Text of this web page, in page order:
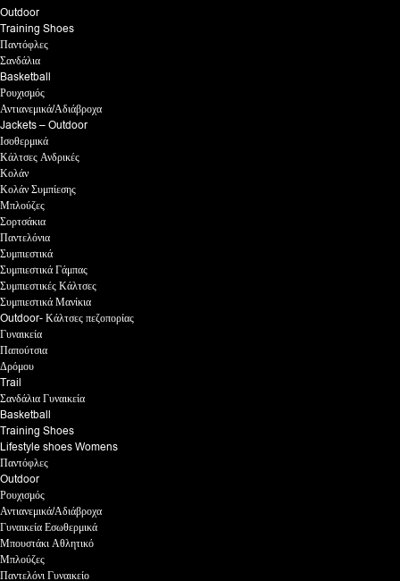
Outdoor
Training Shoes
Παντόφλες
Σανδάλια
Basketball
Ρουχισμός
Αντιανεμικά/Αδιάβροχα
Jackets – Outdoor
Ισοθερμικά
Κάλτσες Ανδρικές
Κολάν
Κολάν Συμπίεσης
Μπλούζες
Σορτσάκια
Παντελόνια
Συμπιεστικά
Συμπιεστικά Γάμπας
Συμπιεστικές Κάλτσες
Συμπιεστικά Μανίκια
Outdoor- Κάλτσες πεζοπορίας
Γυναικεία
Παπούτσια
Δρόμου
Trail
Σανδάλια Γυναικεία
Basketball
Training Shoes
Lifestyle shoes Womens
Παντόφλες
Outdoor
Ρουχισμός
Αντιανεμικά/Αδιάβροχα
Γυναικεία Εσωθερμικά
Μπουστάκι Αθλητικό
Μπλούζες
Παντελόνι Γυναικείο